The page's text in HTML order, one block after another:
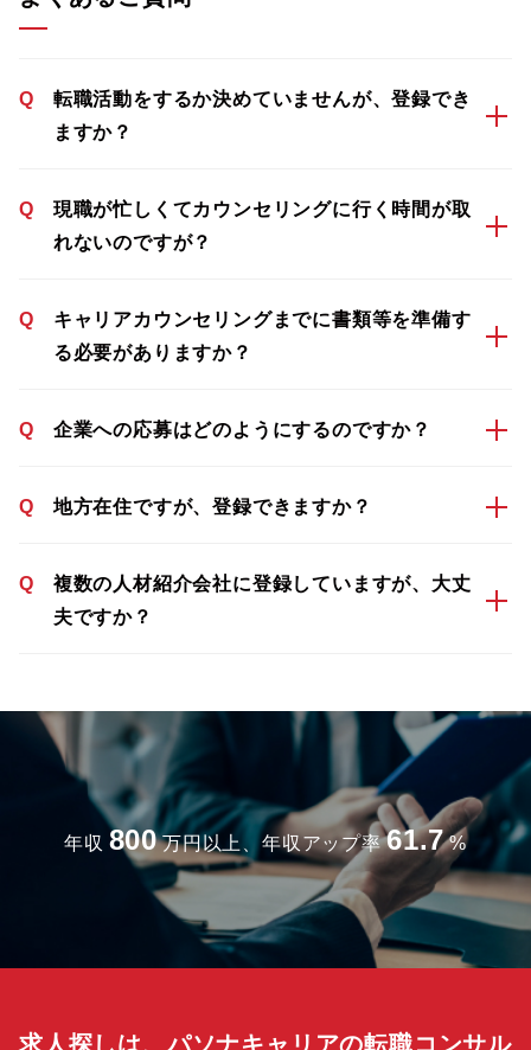
Q
転職活動をするか決めていませんが、登録でき
ますか？
Q
現職が忙しくてカウンセリングに行く時間が取
れないのですが？
Q
キャリアカウンセリングまでに書類等を準備す
る必要がありますか？
Q 企業への応募はどのようにするのですか？
Q 地方在住ですが、登録できますか？
Q
複数の人材紹介会社に登録していますが、大丈
夫ですか？
年収 800 万円以上、年収アップ率 61.7 %
求人探しは、パソナキャリアの転職コンサル